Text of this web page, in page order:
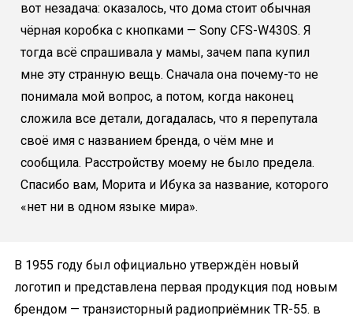
вот незадача: оказалось, что дома стоит обычная
чёрная коробка с кнопками — Sony CFS-W430S. Я
тогда всё спрашивала у мамы, зачем папа купил
мне эту странную вещь. Сначала она почему-то не
понимала мой вопрос, а потом, когда наконец
сложила все детали, догадалась, что я перепутала
своё имя с названием бренда, о чём мне и
сообщила. Расстройству моему не было предела.
Спасибо вам, Морита и Ибука за название, которого
«нет ни в одном языке мира».
В 1955 году был официально утверждён новый
логотип и представлена первая продукция под новым
брендом — транзисторный радиоприёмник TR-55. в